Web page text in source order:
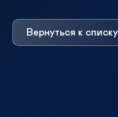
Вернуться к